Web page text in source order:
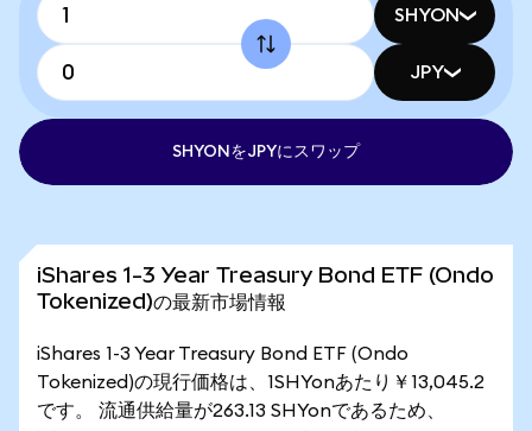
SHYON
JPY
SHYONをJPYにスワップ
iShares 1-3 Year Treasury Bond ETF (Ondo
Tokenized)の最新市場情報
iShares 1-3 Year Treasury Bond ETF (Ondo
Tokenized)の現行価格は、1SHYonあたり￥13,045.2
です。 流通供給量が263.13 SHYonであるため、